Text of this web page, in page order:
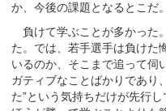
か、今後の課題となるとこだ。
負けて学ぶことが多かった
た。では、若手選手は負けた
いるのか、そこまで追って伺
ガティブなことばかりであり
た”という気持ちだけが先行